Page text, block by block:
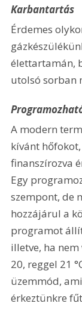
Karbantartás
Érdemes
élettartamán,
utolsó sorban
A modern
kívánt
finanszírozva
Egy
szempont, de
hozzájárul a
programot
illetve, ha nem
20, reggel 21
üzemmód,
érkeztünkre